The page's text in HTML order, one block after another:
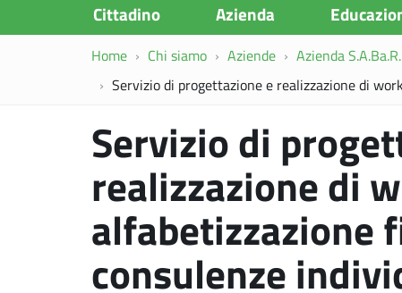
Cittadino Azienda
Home Chi siamo Aziende Azienda
Servizio di progettazione e realizzazione di
Servizio di
realizzazione di
alfabetizzazione
consulenze